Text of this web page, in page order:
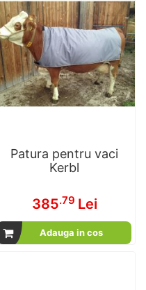
Patura pentru vaci
Kerbl
385.79 Lei
Adauga in cos